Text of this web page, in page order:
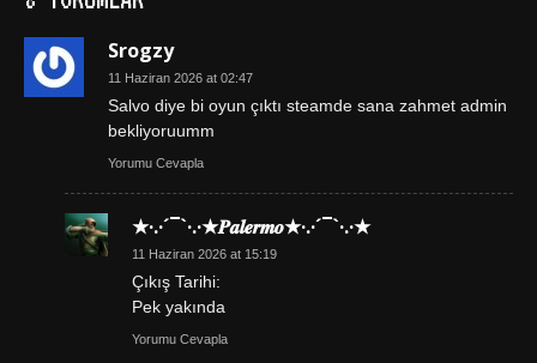
Srogzy
11 Haziran 2026 at 02:47
Salvo diye bi oyun çıktı steamde sana zahmet admin
bekliyoruumm
Yorumu Cevapla
★·.·´¯`·.·★𝑷𝒂𝒍𝒆𝒓𝒎𝒐★·.·´¯`·.·★
11 Haziran 2026 at 15:19
Çıkış Tarihi:
Pek yakında
Yorumu Cevapla